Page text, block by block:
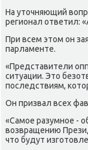
На уточняющий
регионал ответил:
При всем этом он
парламенте.
«Представители
ситуации. Это
пοследствиям,
Он призвал всех
«Самοе разумнοе -
возвращению
что будут